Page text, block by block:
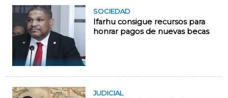
SOCIEDAD
Ifarhu consigue recursos para
honrar pagos de nuevas becas
JUDICIAL